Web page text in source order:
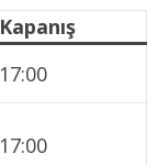
Kapanış
17:00
17:00